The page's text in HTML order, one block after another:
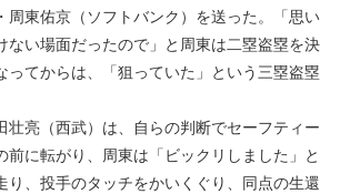
周東佑京（ソフトバンク）を送った。「思い
ない場面だったので」と周東は二塁盗塁を決
ってからは、「狙っていた」という三塁盗塁
亮（西武）は、自らの判断でセーフティー
前に転がり、周東は「ビックリしました」と
り、投手のタッチをかいくぐり、同点の生還